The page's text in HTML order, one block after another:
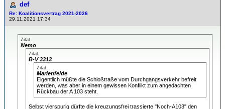
def
Re: Koalitionsvertrag 2021-2026
29.11.2021 17:34
Zitat
Nemo
Zitat
B-V 3313
Zitat
Marienfelde
Eigentlich müßte die Schloßtraße vom Durchgangsverkehr befreit
werden, was aber in einem gewissen Konflikt zum angedachten
Rückbau der A 103 steht.
Selbst vierspurig dürfte die kreuzungsfrei trassierte "Noch-A103" den